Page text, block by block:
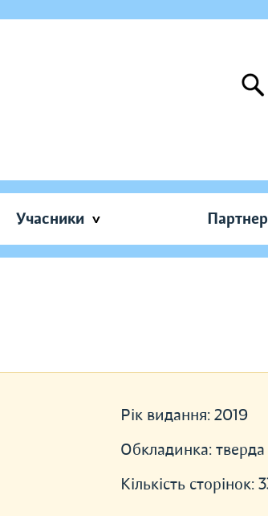
Учасники
Рік видання: 2019
Обкладинка: тверда
Кількість сторінок: